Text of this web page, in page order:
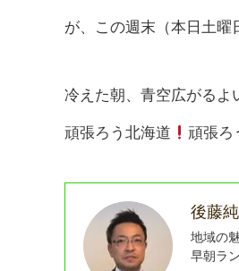
が、この週末（本日土曜
冷えた朝、青空広がるよ
頑張ろう北海道 頑張ろ
後藤
地域の
早朝ラ